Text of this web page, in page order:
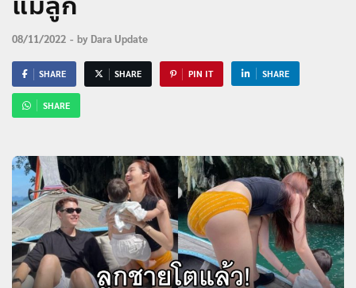
08/11/2022 - by Dara Update
SHARE SHARE PIN IT SHARE
SHARE